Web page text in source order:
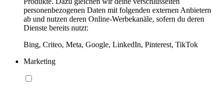
personenbezogenen Daten mit folgenden externen Anbietern
ab und nutzen deren Online-Werbekanäle, sofern du deren
Dienste bereits nutzt:
Bing, Criteo, Meta, Google, LinkedIn, Pinterest, TikTok
Marketing